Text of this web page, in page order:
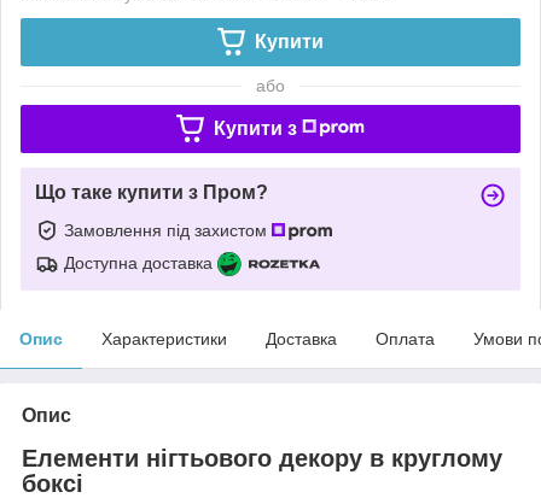
Купити
або
Купити з
Що таке купити з Пром?
Замовлення під захистом
Доступна доставка
Опис Характеристики Доставка Оплата Умови
Опис
Елементи нігтьового декору в круглому
боксі